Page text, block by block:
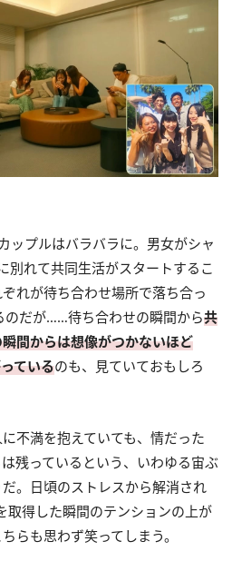
ップルはバラバラに。男女がシャ
別れて共同生活がスタートするこ
れが待ち合わせ場所で落ち合っ
のだが……待ち合わせの瞬間から共
間からは想像がつかないほど
ているのも、見ていておもしろ
不満を抱えていても、情だった
残っているという、いわゆる宙ぶ
。日頃のストレスから解消され
取得した瞬間のテンションの上が
らも思わず笑ってしまう。